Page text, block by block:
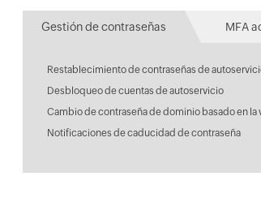
Gestión de contraseñas MFA
Restablecimiento de contraseñas de
Desbloqueo de cuentas de autoservicio
Cambio de contraseña de dominio basado en la
Notificaciones de caducidad de contraseña